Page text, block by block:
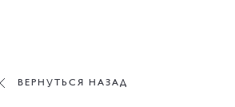
ВЕРНУТЬСЯ НАЗАД
ВЕРНУТЬСЯ НАЗАД